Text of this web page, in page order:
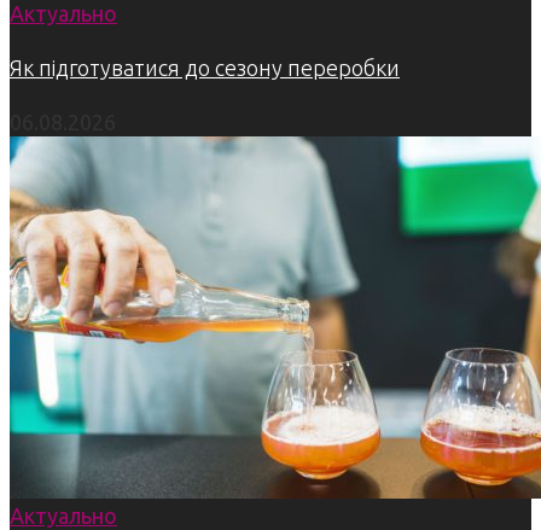
Актуально
Як підготуватися до сезону переробки
Актуально